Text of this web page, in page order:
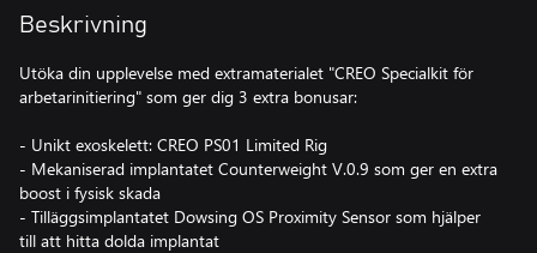
Beskrivning
Utöka din upplevelse med extramaterialet "CREO Specialkit för
arbetarinitiering" som ger dig 3 extra bonusar:
- Unikt exoskelett: CREO PS01 Limited Rig
- Mekaniserad implantatet Counterweight V.0.9 som ger en extra
boost i fysisk skada
- Tilläggsimplantatet Dowsing OS Proximity Sensor som hjälper
till att hitta dolda implantat